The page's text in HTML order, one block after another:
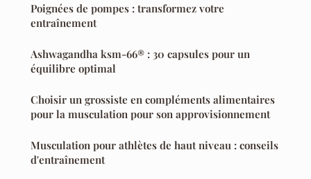
Poignées de pompes : transformez votre
entraînement
Ashwagandha ksm-66® : 30 capsules pour un
équilibre optimal
Choisir un grossiste en compléments alimentaires
pour la musculation pour son approvisionnement
Musculation pour athlètes de haut niveau : conseils
d'entraînement